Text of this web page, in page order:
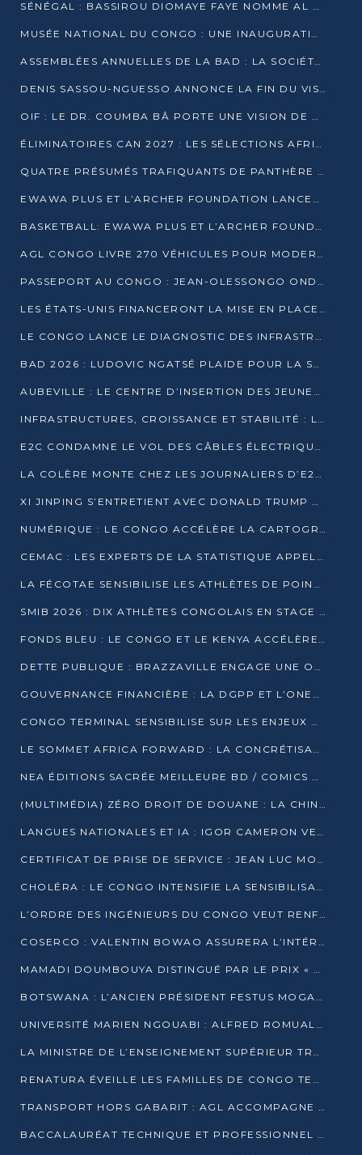
SÉNÉGAL : BASSIROU DIOMAYE FAYE NOMME AL AMINOU LÔ PREMIER MINISTRE
MUSÉE NATIONAL DU CONGO : UNE INAUGURATION PORTEUSE D’ESPOIR POUR LA CULTURE
ASSEMBLÉES ANNUELLES DE LA BAD : LA SOCIÉTÉ CIVILE CONGOLAISE À LA RECHERCHE DE PARTENAIRES POUR SES PROJETS
DENIS SASSOU-NGUESSO ANNONCE LA FIN DU VISA POUR LES AFRICAINS EN 2027
OIF : LE DR. COUMBA BÂ PORTE UNE VISION DE DIALOGUE, DE STABILITÉ ET DE RÉFORME À LA TÊTE
ÉLIMINATOIRES CAN 2027 : LES SÉLECTIONS AFRICAINES CONNAISSENT LEURS ADVERSAIRES
QUATRE PRÉSUMÉS TRAFIQUANTS DE PANTHÈRE ARRÊTÉS À EWO
EWAWA PLUS ET L’ARCHER FOUNDATION LANCENT UN CAMP DE BASKET POUR LES JEUNES À BRAZZAVILLE
BASKETBALL: EWAWA PLUS ET L’ARCHER FOUNDATION LANCENT UN CAMP POUR LES JEUNES
AGL CONGO LIVRE 270 VÉHICULES POUR MODERNISER LE TRANSPORT URBAIN
PASSEPORT AU CONGO : JEAN-OLESSONGO ONDAYE VEUT METTRE FIN AUX LENTEURS ADMINISTRATIVES
LES ÉTATS-UNIS FINANCERONT LA MISE EN PLACE DE JUSQU’À 50 CLINIQUES DE LUTTE CONTRE L’EBOLA
LE CONGO LANCE LE DIAGNOSTIC DES INFRASTRUCTURES SPORTIVES DU COMPLEXE DE KINTÉLÉ
BAD 2026 : LUDOVIC NGATSÉ PLAIDE POUR LA SOUVERAINETÉ FINANCIÈRE AFRICAINE
AUBEVILLE : LE CENTRE D’INSERTION DES JEUNES PRÊT À OUVRIR SES PORTES
INFRASTRUCTURES, CROISSANCE ET STABILITÉ : LA GUINÉE AFFÛTE SES AMBITIONS
E2C CONDAMNE LE VOL DES CÂBLES ÉLECTRIQUES APRÈS UNE VIDÉO VIRALE
LA COLÈRE MONTE CHEZ LES JOURNALIERS D’E2C QUI DÉNONCENT 20 ANS DE PRÉCARITÉ
XI JINPING S’ENTRETIENT AVEC DONALD TRUMP À BEIJING
NUMÉRIQUE : LE CONGO ACCÉLÈRE LA CARTOGRAPHIE DE SES INFRASTRUCTURES DIGITALES
CEMAC : LES EXPERTS DE LA STATISTIQUE APPELLENT À RENFORCER LA SÉCURISATION DES DONNÉES
LA FÉCOTAE SENSIBILISE LES ATHLÈTES DE POINTE-NOIRE À L’HYGIÈNE ALIMENTA
SMIB 2026 : DIX ATHLÈTES CONGOLAIS EN STAGE AU KENYA
FONDS BLEU : LE CONGO ET LE KENYA ACCÉLÈRENT LA MOBILISATION DES FINANCEMENTS
DETTE PUBLIQUE : BRAZZAVILLE ENGAGE UNE OPÉRATION DE RACHAT DE 575 MILLIONS DE DOLLARS
GOUVERNANCE FINANCIÈRE : LA DGPP ET L’ONEC-C VERS UN PARTENARIAT POUR ASSAINIR LES ENTREPRISES PUBLIQUES
CONGO TERMINAL SENSIBILISE SUR LES ENJEUX DE LA SANTÉ MENTALE EN
LE SOMMET AFRICA FORWARD : LA CONCRÉTISATION DE PARTENARIATS ÉQUILIBRÉS ET TOURNÉS VERS L’AVENIR ENTRE LE CONTINENT AFRICAIN ET LA FRANCE
NEA ÉDITIONS SACRÉE MEILLEURE BD / COMICS D’AFRIQUE AU KENYA
(MULTIMÉDIA) ZÉRO DROIT DE DOUANE : LA CHINE ET L’AFRIQUE VERS UNE PROXIMITÉ SANS PRÉCÉDENT (PAPIER GÉNÉRAL)
LANGUES NATIONALES ET IA : IGOR CAMERON VEUT ARRIMER LA STRATÉGIE IA À LA LOI SUR LA RECHERCHE
CERTIFICAT DE PRISE DE SERVICE : JEAN LUC MOUTHOU DÉMENT UNE « FAKE NEWS »
CHOLÉRA : LE CONGO INTENSIFIE LA SENSIBILISATION AU MARCHÉ DE TALANGAÏ
L’ORDRE DES INGÉNIEURS DU CONGO VEUT RENFORCER L’ÉTHIQUE ET LA CRÉDIBILITÉ DE LA PROFESSION
COSERCO : VALENTIN BOWAO ASSURERA L’INTÉRIM À LA TÊTE DU BUREAU EXÉCUTIF NATIONAL
MAMADI DOUMBOUYA DISTINGUÉ PAR LE PRIX « SUPER GRAND BÂTISSEUR BABACAR N’DIAYE »
BOTSWANA : L’ANCIEN PRÉSIDENT FESTUS MOGAE EST MORT À 86 ANS
UNIVERSITÉ MARIEN NGOUABI : ALFRED ROMUALD NGUYA POATY SOUTIENT UNE THÈSE SUR LE PARADOXE DE LA CROISSANCE EN ZONE CEMAC
LA MINISTRE DE L’ENSEIGNEMENT SUPÉRIEUR TRACE SA FEUILLE DE ROUTE
RENATURA ÉVEILLE LES FAMILLES DE CONGO TERMINAL À LA PROTECTION DE L’ENVIRONNEMENT
TRANSPORT HORS GABARIT : AGL ACCOMPAGNE LE DÉVELOPPEMENT DU SECTEUR BRASSICOLE AU CONGO
BACCALAURÉAT TECHNIQUE ET PROFESSIONNEL : 16 352 CANDIDATS LANCÉS DANS LES ÉPREUVES D’EPS